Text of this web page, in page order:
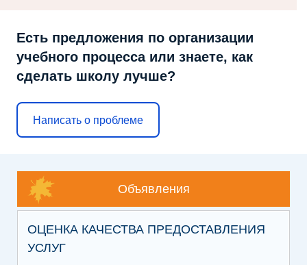
Есть предложения по организации
учебного процесса или знаете, как
сделать школу лучше?
Написать о проблеме
Объявления
ОЦЕНКА КАЧЕСТВА ПРЕДОСТАВЛЕНИЯ
УСЛУГ